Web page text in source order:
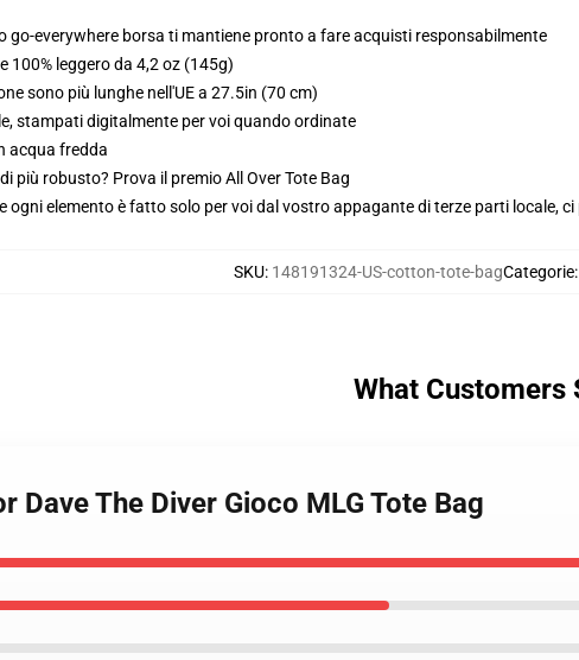
go-everywhere borsa ti mantiene pronto a fare acquisti responsabilmente
100% leggero da 4,2 oz (145g)
sono più lunghe nell'UE a 27.5in (70 cm)
stampati digitalmente per voi quando ordinate
acqua fredda
più robusto? Prova il premio All Over Tote Bag
ogni elemento è fatto solo per voi dal vostro appagante di terze parti locale,
SKU: 148191324-US-cotton-tote-bagCategorie:
What Customers
Dave The Diver Gioco MLG Tote Bag